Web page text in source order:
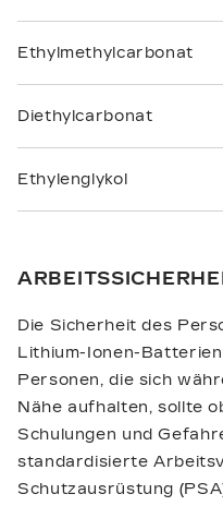
Ethylmethylcarbonat
Diethylcarbonat
Ethylenglykol
Die Sicherheit des
Lithium-Ionen-
Personen, die sich
Nähe aufhalten, sollte
Schulungen und
standardisierte
Schutzausrüstung